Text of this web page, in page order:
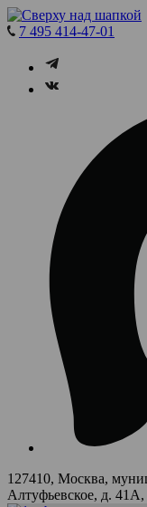
7 495 414-47-01
127410, Москва,
Алтуфьевское, д. 41А,